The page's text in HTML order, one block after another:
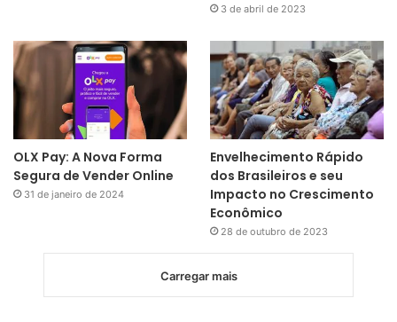
3 de abril de 2023
OLX Pay: A Nova Forma
Segura de Vender Online
31 de janeiro de 2024
Envelhecimento Rápido
dos Brasileiros e seu
Impacto no Crescimento
Econômico
28 de outubro de 2023
Carregar mais